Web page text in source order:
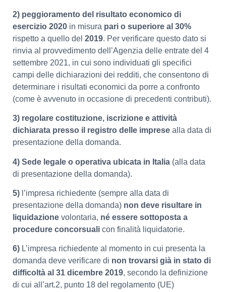
2) peggioramento del risultato economico di
esercizio 2020 in misura pari o superiore al 30%
rispetto a quello del 2019. Per verificare questo dato si
rinvia al provvedimento dell’Agenzia delle entrate del 4
settembre 2021, in cui sono individuati gli specifici
campi delle dichiarazioni dei redditi, che consentono di
determinare i risultati economici da porre a confronto
(come è avvenuto in occasione di precedenti contributi).
3) regolare costituzione, iscrizione e attività
dichiarata presso il registro delle imprese alla data di
presentazione della domanda.
4) Sede legale o operativa ubicata in Italia (alla data
di presentazione della domanda).
5) l’impresa richiedente (sempre alla data di
presentazione della domanda) non deve risultare in
liquidazione volontaria, né essere sottoposta a
procedure concorsuali con finalità liquidatorie.
6) L’impresa richiedente al momento in cui presenta la
domanda deve verificare di non trovarsi già in stato di
difficoltà al 31 dicembre 2019, secondo la definizione
di cui all’art.2, punto 18 del regolamento (UE)